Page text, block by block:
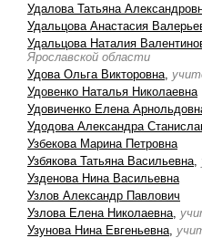
Удалова Татьяна
Удальцова Анастасия
Удальцова Наталия
Ярославской области
Удова Ольга Викторовна
Удовенко Наталья Николаевна
Удовиченко Елена
Удодова Александра
Узбекова Марина Петровна
Узбякова Татьяна Васильевна
Узденова Нина Васильевна
Узлов Александр Павлович
Узлова Елена Николаевна
Узунова Нина Евгеньевна